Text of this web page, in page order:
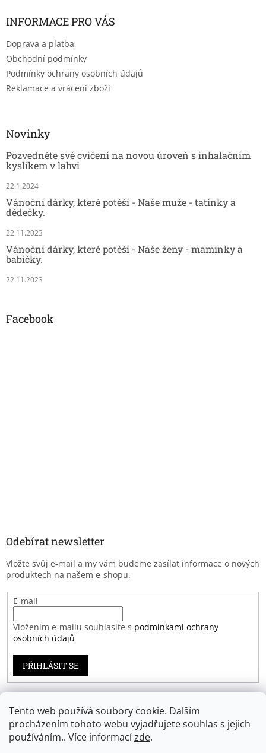
Tento web používá soubory cookie. Dalším
procházením tohoto webu vyjadřujete souhlas s jejich
používáním.. Více informacízde.
INFORMACE PRO VÁS
Doprava a platba
Obchodní podmínky
Podmínky ochrany osobních údajů
Reklamace a vrácení zboží
Novinky
Pozvedněte své cvičení na novou úroveň s inhalačním
kyslíkem v lahvi
22.1.2024
Vánoční dárky, které potěší - Naše muže - tatínky a
dědečky.
22.11.2023
Vánoční dárky, které potěší - Naše ženy - maminky a
babičky.
22.11.2023
Facebook
Odebírat newsletter
Vložte svůj e-mail a my vám budeme zasílat informace o nových
produktech na našem e-shopu.
E-mail
Vložením e-mailu souhlasíte s podmínkami ochrany
osobních údajů
PŘIHLÁSIT SE
Záruka spokojenosti